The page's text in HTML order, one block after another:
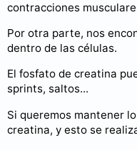
contracciones
Por otra parte, nos
dentro de las células.
El fosfato de creatina
sprints, saltos...
Si queremos mantener
creatina, y esto se